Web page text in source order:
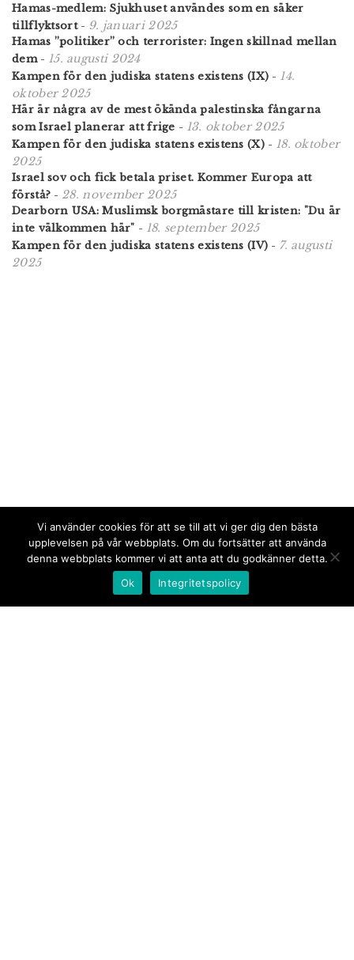
Hamas-medlem: Sjukhuset användes som en säker
tillflyktsort- 9. januari 2025
Hamas ”politiker” och terrorister: Ingen skillnad mellan
dem- 15. augusti 2024
Kampen för den judiska statens existens (IX) - 14.
oktober 2025
Här är några av de mest ökända palestinska fångarna
som Israel planerar att frige - 13. oktober 2025
Kampen för den judiska statens existens (X)- 18. oktober
2025
Israel sov och fick betala priset. Kommer Europa att
förstå? - 28. november 2025
Dearborn USA: Muslimsk borgmästare till kristen: "Du är
inte välkommen här" - 18. september 2025
Kampen för den judiska statens existens (IV) - 7. augusti
2025
Vi använder cookies för att se till att vi ger dig den bästa
upplevelsen på vår webbplats. Om du fortsätter att använda
denna webbplats kommer vi att anta att du godkänner detta.
Ok
Integritetspolicy